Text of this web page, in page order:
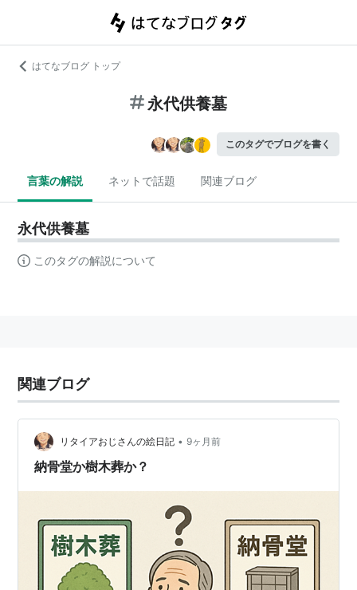
はてなブログ トップ
永代供養墓
このタグでブログを書く
言葉の解説 ネットで話題 関連ブログ
永代供養墓
このタグの解説について
関連ブログ
リタイアおじさんの絵日記 • 9ヶ月前
納骨堂か樹木葬か？